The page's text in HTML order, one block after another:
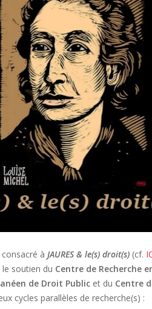
à JAURES & le(s) droit(s) (cf.
le soutien du Centre de Recherche
de Droit Public et du Centre
cycles parallèles de recherche(s) :